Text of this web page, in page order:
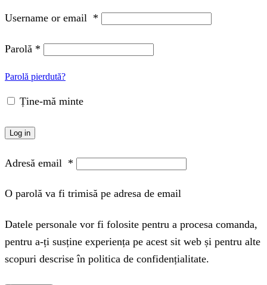
Username or email *
Parolă *
Parolă pierdută?
Ține-mă minte
Log in
Adresă email *
O parolă va fi trimisă pe adresa de email
Datele personale vor fi folosite pentru a procesa comanda,
pentru a-ți susține experiența pe acest sit web și pentru alte
scopuri descrise în politica de confidențialitate.